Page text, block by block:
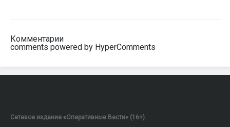
Комментарии
comments powered by HyperComments
Сетевое издание «Оперативные Вести» (16+).